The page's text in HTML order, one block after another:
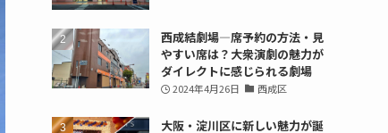
西成結劇場—席予約の方法・見
やすい席は？大衆演劇の魅力が
ダイレクトに感じられる劇場
2024年4月26日 西成区
大阪・淀川区に新しい魅力が誕